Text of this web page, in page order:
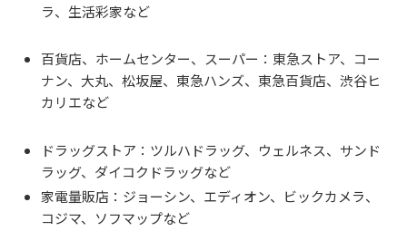
ラ、生活彩家など
百貨店、ホームセンター、スーパー：東急ストア、コー
ナン、大丸、松坂屋、東急ハンズ、東急百貨店、渋谷ヒ
カリエなど
ドラッグストア：ツルハドラッグ、ウェルネス、サンド
ラッグ、ダイコクドラッグなど
家電量販店：ジョーシン、エディオン、ビックカメラ、
コジマ、ソフマップなど